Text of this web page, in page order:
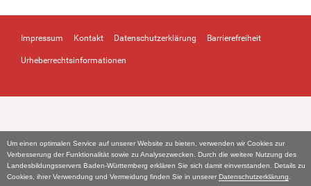
Um einen optimalen Service auf unserer Website zu bieten, verwenden wir Cookies zur
Verbesserung der Funktionalität sowie zu Analysezwecken. Durch die weitere Nutzung des
Landesbildungsservers Baden-Württemberg erklären Sie sich damit einverstanden. Details zu
Cookies, ihrer Verwendung und Vermeidung finden Sie in unserer Datenschutzerklärung
Impressum Kontakt Datenschutzerklärung Barrierefreiheit
Urheberrechtsinformationen